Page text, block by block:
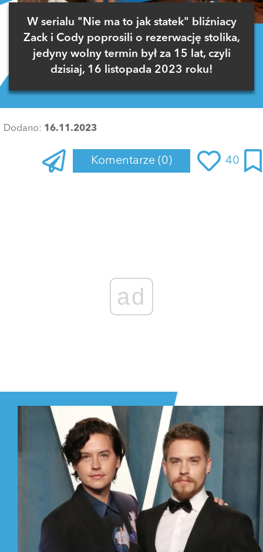
W serialu "Nie ma to jak statek" bliźniacy
Zack i Cody poprosili o rezerwację stolika,
jedyny wolny termin był za 15 lat, czyli
dzisiaj, 16 listopada 2023 roku!
Dodano: 16.11.2023
Komentarze (0) 40
ad